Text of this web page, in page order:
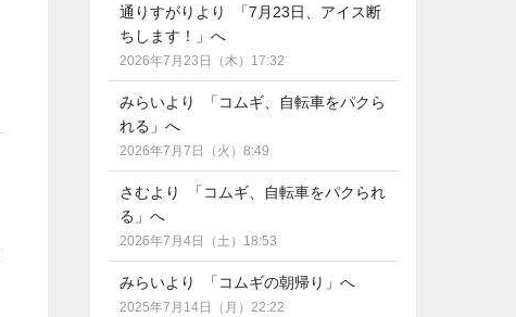
通りすがりより 「7月23日、アイス断
ちします！」へ
2026年7月23日（木）17:32
みらいより 「コムギ、自転車をパクら
れる」へ
2026年7月7日（火）8:49
さむより 「コムギ、自転車をパクられ
る」へ
2026年7月4日（土）18:53
みらいより 「コムギの朝帰り」へ
2025年7月14日（月）22:22